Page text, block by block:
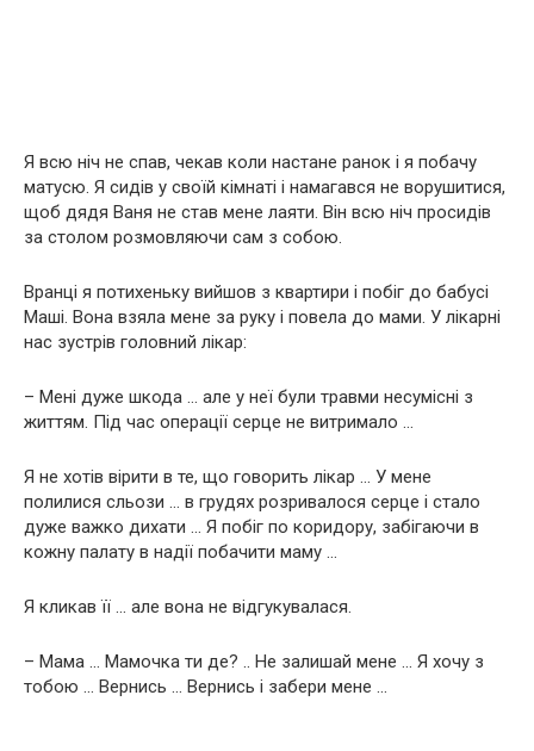
Я всю ніч не спав, чекав коли настане ранок і я побачу
матусю. Я сидів у своїй кімнаті і намагався не ворушитися,
щоб дядя Ваня не став мене лаяти. Він всю ніч просидів
за столом розмовляючи сам з собою.
Вранці я потихеньку вийшов з квартири і побіг до бабусі
Маші. Вона взяла мене за руку і повела до мами. У лікарні
нас зустрів головний лікар:
– Мені дуже шкода … але у неї були травми несумісні з
життям. Під час oпepaції серце не витримало …
Я не хотів вірити в те, що говорить лікар … У мене
полилися сльози … в грудях розривалося серце і стало
дуже важко дихати … Я побіг по коридору, забігаючи в
кожну палату в надії побачити маму …
Я кликав її … але вона не відгукувалася.
– Мама … Мамочка ти де? .. Не залишай мене … Я хочу з
тобою … Вернись … Вернись і забери мене …